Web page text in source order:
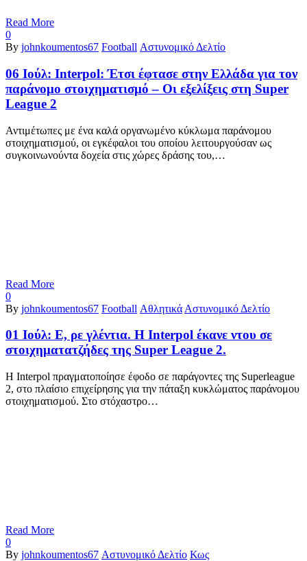
Read More
0
By johnkoumentos67 Football Αστυνομικό Δελτίο
06 Ιούλ: Interpol: Έτσι έφτασε στην Ελλάδα για τον
παράνομο στοιχηματισμό – Οι εξελίξεις στη Super
League 2
Αντιμέτωπες με ένα καλά οργανωμένο κύκλωμα παράνομου
στοιχηματισμού, οι εγκέφαλοι του οποίου λειτουργούσαν ως
συγκοινωνούντα δοχεία στις χώρες δράσης του,…
Read More
0
By johnkoumentos67 Football Αθλητικά Αστυνομικό Δελτίο
01 Ιούλ: Ε, ρε γλέντια. Η Interpol έκανε ντου σε
στοιχηματατζήδες της Super League 2.
H Interpol πραγματοποίησε έφοδο σε παράγοντες της Superleague
2, στο πλαίσιο επιχείρησης για την πάταξη κυκλώματος παράνομου
στοιχηματισμού. Στο στόχαστρο…
Read More
0
By johnkoumentos67 Αστυνομικό Δελτίο Κως